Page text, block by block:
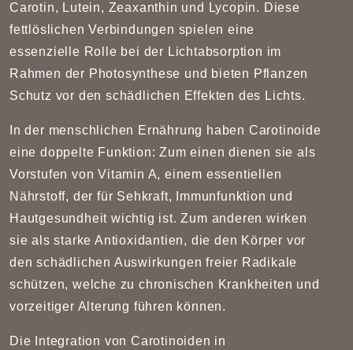
Carotin, Lutein, Zeaxanthin und Lycopin. Diese
fettlöslichen Verbindungen spielen eine
essenzielle Rolle bei der Lichtabsorption im
Rahmen der Photosynthese und bieten Pflanzen
Schutz vor den schädlichen Effekten des Lichts.
In der menschlichen Ernährung haben Carotinoide
eine doppelte Funktion: Zum einen dienen sie als
Vorstufen von Vitamin A, einem essentiellen
Nährstoff, der für Sehkraft, Immunfunktion und
Hautgesundheit wichtig ist. Zum anderen wirken
sie als starke Antioxidantien, die den Körper vor
den schädlichen Auswirkungen freier Radikale
schützen, welche zu chronischen Krankheiten und
vorzeitiger Alterung führen können.
Die Integration von Carotinoiden in